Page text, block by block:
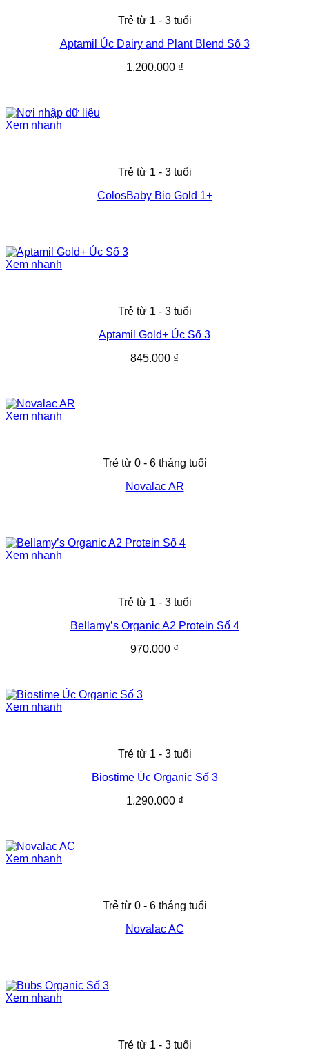
Trẻ từ 1 - 3 tuổi
Aptamil Úc Dairy and Plant Blend Số 3
1.200.000 ₫
Xem nhanh
Trẻ từ 1 - 3 tuổi
ColosBaby Bio Gold 1+
Xem nhanh
Trẻ từ 1 - 3 tuổi
Aptamil Gold+ Úc Số 3
845.000 ₫
Xem nhanh
Trẻ từ 0 - 6 tháng tuổi
Novalac AR
Xem nhanh
Trẻ từ 1 - 3 tuổi
Bellamy’s Organic A2 Protein Số 4
970.000 ₫
Xem nhanh
Trẻ từ 1 - 3 tuổi
Biostime Úc Organic Số 3
1.290.000 ₫
Xem nhanh
Trẻ từ 0 - 6 tháng tuổi
Novalac AC
Xem nhanh
Trẻ từ 1 - 3 tuổi